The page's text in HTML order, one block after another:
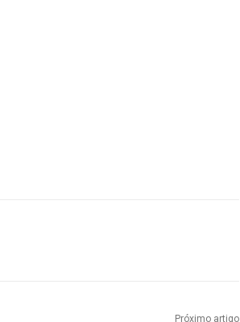
Próximo artigo